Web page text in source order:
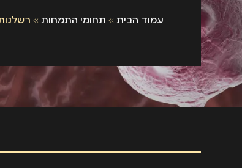
עמוד הבית» תחומי התמחות»